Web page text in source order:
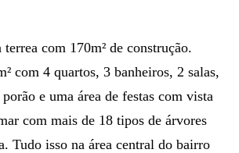
com 170m² de construção.
com 4 quartos, 3 banheiros, 2 salas,
e uma área de festas com vista
com mais de 18 tipos de árvores
Tudo isso na área central do bairro